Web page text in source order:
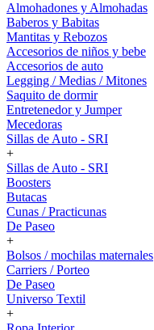
Almohadones y Almohadas
Baberos y Babitas
Mantitas y Rebozos
Accesorios de niños y bebe
Accesorios de auto
Legging / Medias / Mitones
Saquito de dormir
Entretenedor y Jumper
Mecedoras
Sillas de Auto - SRI
+
Sillas de Auto - SRI
Boosters
Butacas
Cunas / Practicunas
De Paseo
+
Bolsos / mochilas maternales
Carriers / Porteo
De Paseo
Universo Textil
+